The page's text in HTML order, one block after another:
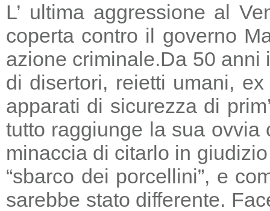
L’ ultima aggressione al
coperta contro il governo
azione criminale.Da 50 anni
di disertori, reietti umani,
apparati di sicurezza di
tutto raggiunge la sua
minaccia di citarlo in
“sbarco dei porcellini”, e
sarebbe stato differente.